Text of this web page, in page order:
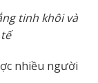
tinh khôi và